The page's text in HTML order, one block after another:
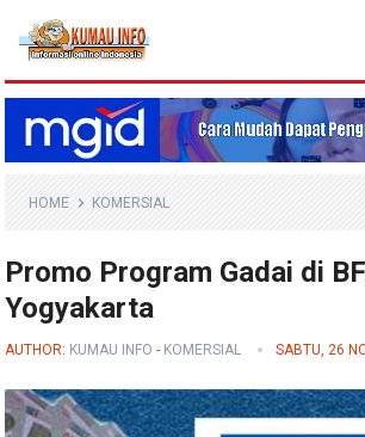
Blog Kumau Info
HOME KOMERSIAL
Promo Program Gadai di
Yogyakarta
AUTHOR: KUMAU INFO - KOMERSIAL SABTU, 26